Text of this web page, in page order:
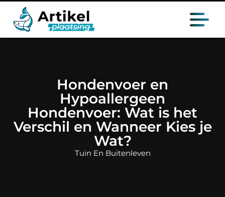
Hondenvoer en
Hypoallergeen
Hondenvoer: Wat is het
Verschil en Wanneer Kies je
Wat?
Tuin En Buitenleven